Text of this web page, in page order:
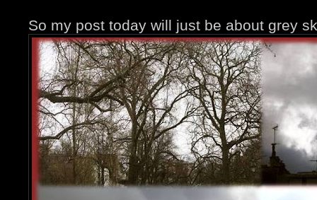
So my post today will just be about grey